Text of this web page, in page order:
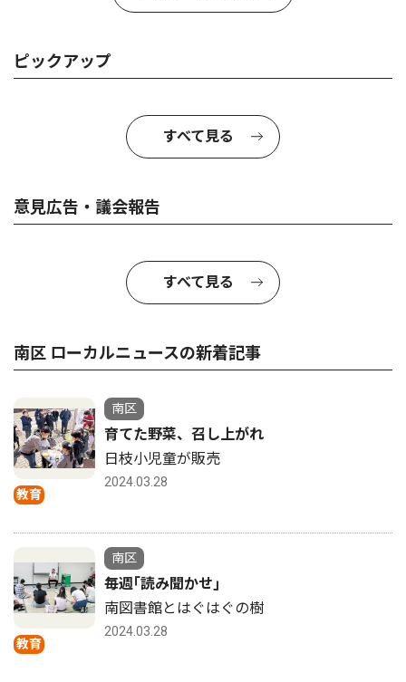
ピックアップ
すべて見る
意見広告・議会報告
すべて見る
南区 ローカルニュースの新着記事
教育
南区
育てた野菜、召し上がれ
日枝小児童が販売
2024.03.28
教育
南区
毎週｢読み聞かせ｣
南図書館とはぐはぐの樹
2024.03.28